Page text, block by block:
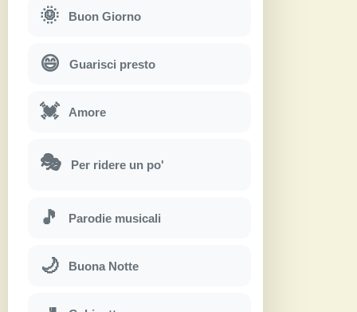
🌞 Buon Giorno
😄 Guarisci presto
💓 Amore
🎭 Per ridere un po'
🎵 Parodie musicali
🌙 Buona Notte